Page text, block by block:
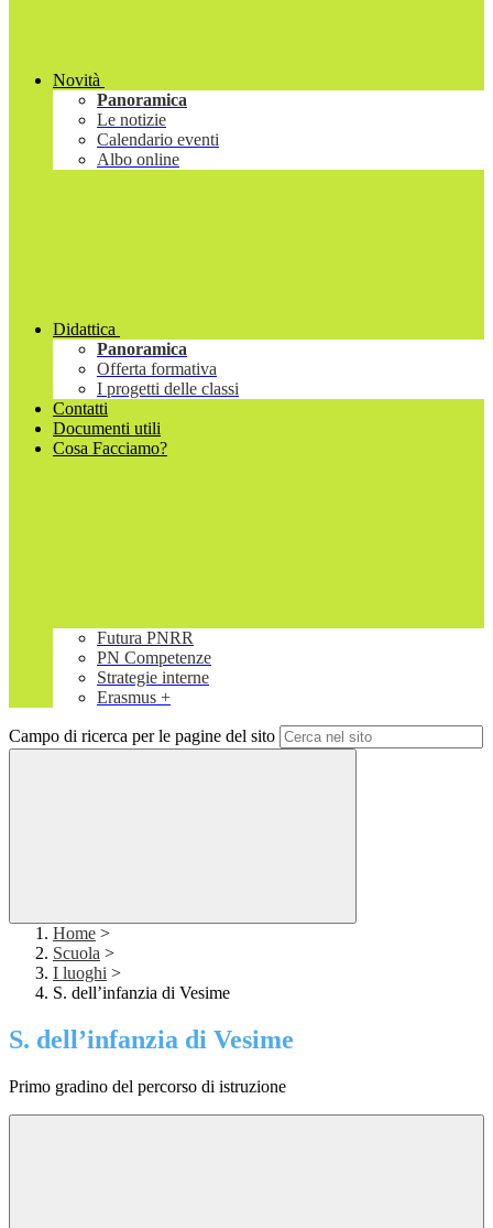
Novità
Panoramica
Le notizie
Calendario eventi
Albo online
Didattica
Panoramica
Offerta formativa
I progetti delle classi
Contatti
Documenti utili
Cosa Facciamo?
Futura PNRR
PN Competenze
Strategie interne
Erasmus +
Campo di ricerca per le pagine del sito
Home >
Scuola >
I luoghi >
S. dell’infanzia di Vesime
S. dell’infanzia di Vesime
Primo gradino del percorso di istruzione